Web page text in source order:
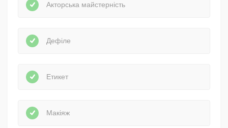
Акторська майстерність
Дефіле
Етикет
Макіяж